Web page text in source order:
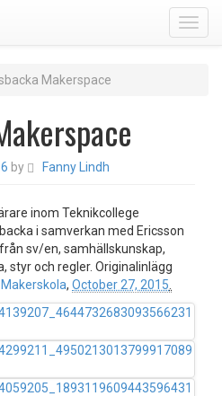
Makerspace
by Fanny Lindh
inom Teknikcollege
i samverkan med Ericsson
sv/en, samhällskunskap,
styr och regler. Originalinlägg
Makerskola, October 27, 2015